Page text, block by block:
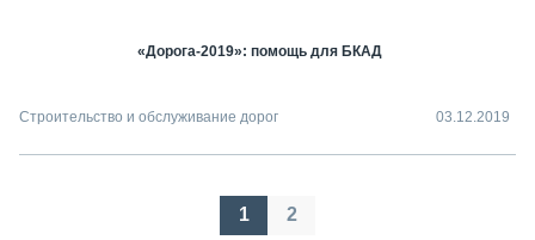
«Дорога-2019»: помощь для БКАД
Строительство и обслуживание дорог 03.12.2019
1 2